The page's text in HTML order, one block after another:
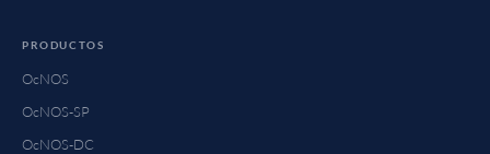
PRODUCTOS
OcNOS
OcNOS-SP
OcNOS-DC